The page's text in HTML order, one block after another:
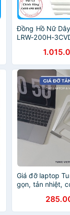
Đồng Hồ Nữ
LRW-200H-
Giá đỡ laptop
gọn, tản nhiệt,